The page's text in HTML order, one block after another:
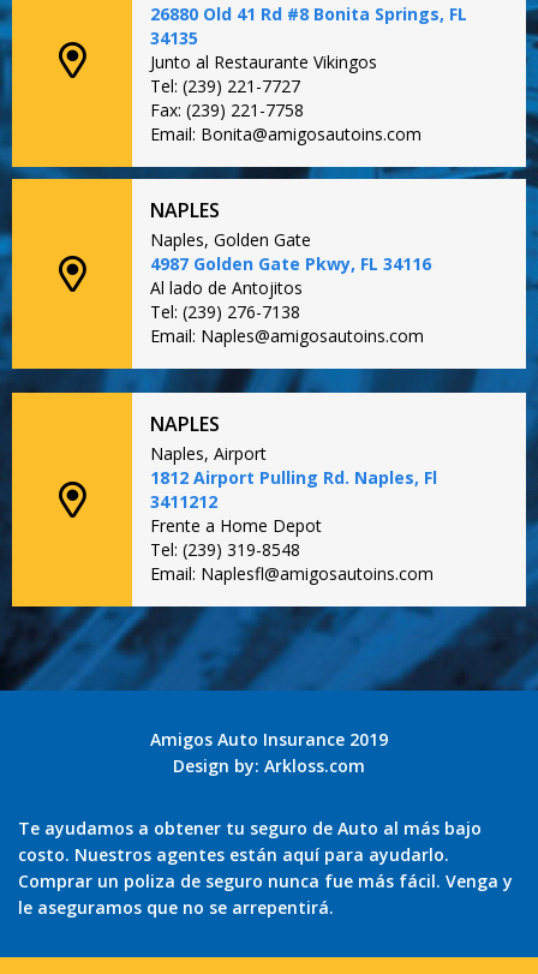
26880 Old 41 Rd #8 Bonita Springs, FL
34135
Junto al Restaurante Vikingos
Tel: (239) 221-7727
Fax: (239) 221-7758
Email: Bonita@amigosautoins.com
NAPLES
Naples, Golden Gate
4987 Golden Gate Pkwy, FL 34116
Al lado de Antojitos
Tel: (239) 276-7138
Email: Naples@amigosautoins.com
NAPLES
Naples, Airport
1812 Airport Pulling Rd. Naples, Fl
3411212
Frente a Home Depot
Tel: (239) 319-8548
Email: Naplesfl@amigosautoins.com
Amigos Auto Insurance 2019
Design by: Arkloss.com
Te ayudamos a obtener tu seguro de Auto al más bajo
costo. Nuestros agentes están aquí para ayudarlo.
Comprar un poliza de seguro nunca fue más fácil. Venga y
le aseguramos que no se arrepentirá.